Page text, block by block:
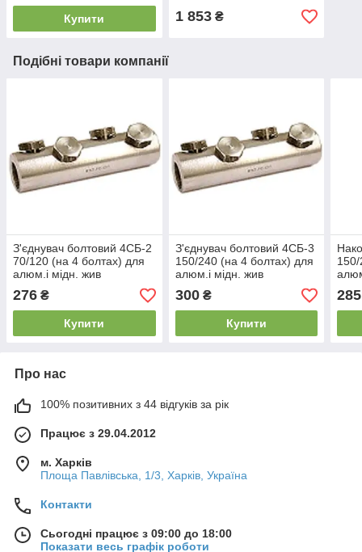
Купити 1 853₴
Подібні товари компанії
З'єднувач болтовий 4СБ-2
70/120 (на 4 болтах) для
алюм.і мідн. жив
276 ₴
Купити
З'єднувач болтовий 4СБ-3
150/240 (на 4 болтах) для
алюм.і мідн. жив
300₴
Купити
285
Про нас
100% позитивних з 44 відгуків за рік
Працює з 29.04.2012
м. Харків
Площа Павлівська, 1/3, Харків, Україна
Контакти
Сьогодні працює з 09:00 до 18:00
Показати весь графік роботи